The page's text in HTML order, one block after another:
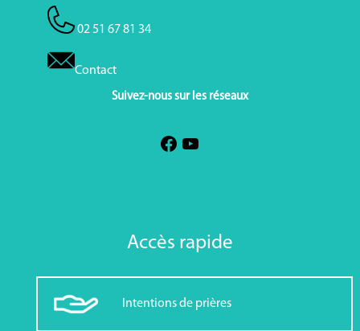
02 51 67 81 34
Contact
Suivez-nous sur les réseaux
Accès rapide
Intentions de prières